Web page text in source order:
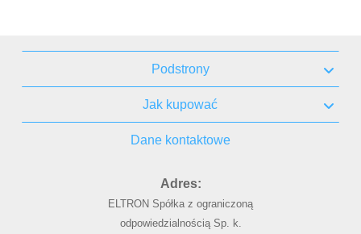
Podstrony
Jak kupować
Dane kontaktowe
Adres:
ELTRON Spółka z ograniczoną
odpowiedzialnością Sp. k.